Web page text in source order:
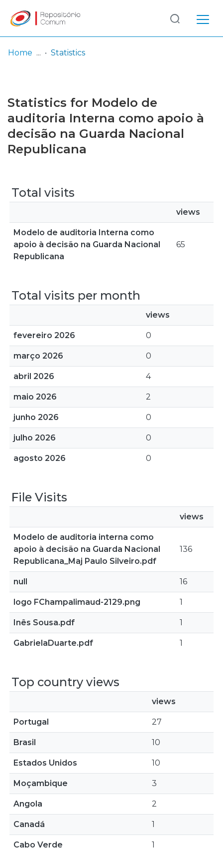
Browse repository
Entities
Log
In
(current)
Home Statistics
Statistics for Modelo de
auditoria Interna como apoio à
decisão na Guarda Nacional
Republicana
Total visits
views
Modelo de auditoria Interna como
apoio à decisão na Guarda Nacional
Republicana
65
Total visits per month
views
fevereiro 2026 0
março 2026 0
abril 2026 4
maio 2026 2
junho 2026 0
julho 2026 0
agosto 2026 0
File Visits
views
Modelo de auditoria interna como
apoio à decisão na Guarda Nacional
Republicana_Maj Paulo Silveiro.pdf
136
null 16
logo FChampalimaud-2129.png 1
Inês Sousa.pdf 1
GabrielaDuarte.pdf 1
Top country views
views
Portugal 27
Brasil 10
Estados Unidos 10
Moçambique 3
Angola 2
Canadá 1
Cabo Verde 1